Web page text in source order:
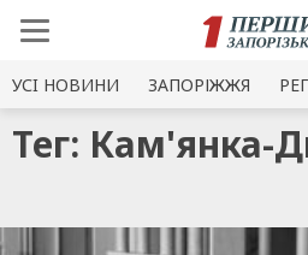
УСI НОВИНИ ЗАПОРІЖЖЯ
Тег: Кам'янка-